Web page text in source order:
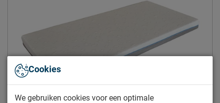
Schuim
Weerszijden beslaapbaar
Tijk (matrashoes)
Handvatten
Tijk afritsbaar
Ja
Cookies
We gebruiken cookies voor een optimale